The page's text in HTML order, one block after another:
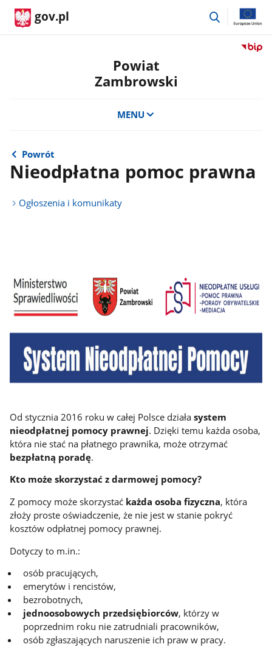
gov.pl
przejdź
Przejdź
Powiat
Zambrowski
MENU
Powrót
Nieodpłatna pomoc prawna
Ogłoszenia i komunikaty
Od stycznia 2016 roku w całej Polsce działa system
nieodpłatnej pomocy prawnej. Dzięki temu każda osoba,
która nie stać na płatnego prawnika, może otrzymać
bezpłatną poradę.
Kto może skorzystać z darmowej pomocy?
Z pomocy może skorzystać każda osoba fizyczna, która
złoży proste oświadczenie, że nie jest w stanie pokryć
kosztów odpłatnej pomocy prawnej.
Dotyczy to m.in.:
osób pracujących,
emerytów i rencistów,
bezrobotnych,
jednoosobowych przedsiębiorców, którzy w
poprzednim roku nie zatrudniali pracowników,
osób zgłaszających naruszenie ich praw w pracy.